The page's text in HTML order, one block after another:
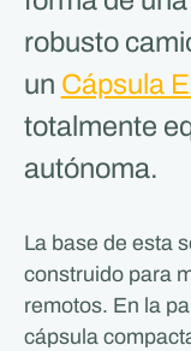
robusto
un Cápsula
totalmente
autónoma.
La base de esta
construido para
remotos. En la
cápsula